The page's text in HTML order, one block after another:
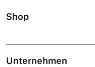
Shop
Unternehmen